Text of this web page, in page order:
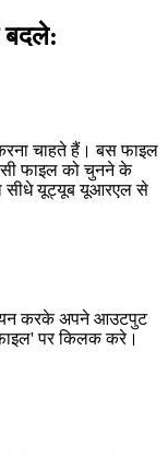
बदले:
चाहते हैं। बस फाइल
फाइल को चुनने के
सीधे यूट्यूब यूआरएल से
करके अपने आउटपुट
पर किलक करे।